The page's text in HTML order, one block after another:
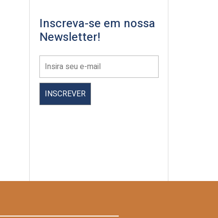
Inscreva-se em nossa
Newsletter!